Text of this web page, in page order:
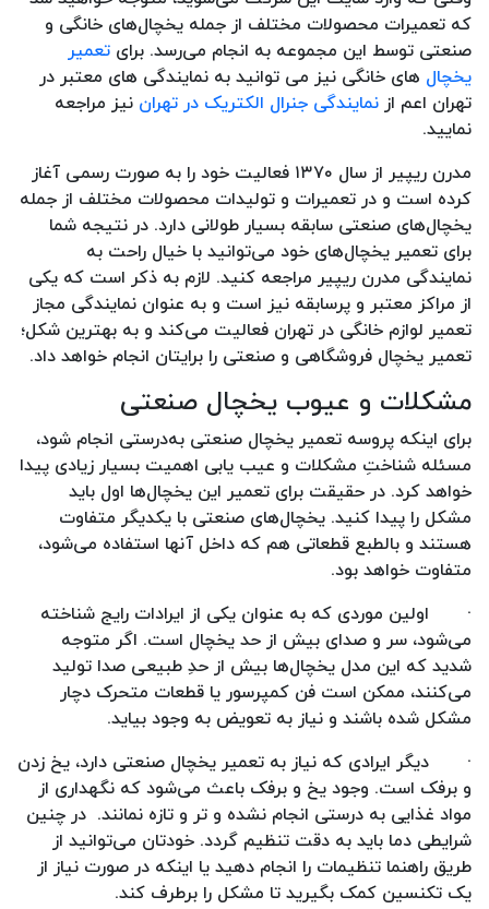
که تعمیرات محصولات مختلف از جمله یخچال‌های خانگی و
صنعتی توسط این مجموعه به انجام می‌رسد. برای تعمیر
یخچال های خانگی نیز می توانید به نمایندگی های معتبر در
تهران اعم ازنمایندگی جنرال الکتریک در تهران نیز مراجعه
نمایید.
مدرن ریپیر از سال ۱۳۷۰ فعالیت خود را به صورت رسمی آغاز
کرده است و در تعمیرات و تولیدات محصولات مختلف از جمله
یخچال‌های صنعتی سابقه بسیار طولانی دارد. در نتیجه شما
برای تعمیر یخچال‌های خود می‌توانید با خیال راحت به
نمایندگی مدرن ریپیر مراجعه کنید. لازم به ذکر است که یکی
از مراکز معتبر و پرسابقه نیز است و به عنوان نمایندگی مجاز
تعمیر لوازم خانگی در تهران فعالیت می‌کند و به بهترین شکل؛
تعمیر یخچال فروشگاهی و صنعتی را برایتان انجام خواهد داد.
مشکلات و عیوب یخچال صنعتی
برای اینکه پروسه تعمیر یخچال صنعتی به‌درستی انجام شود،
مسئله شناختِ مشکلات و عیب یابی اهمیت بسیار زیادی پیدا
خواهد کرد. در حقیقت برای تعمیر این یخچال‌ها اول باید
مشکل را پیدا کنید. یخچال‌های صنعتی با یکدیگر متفاوت
هستند و بالطبع قطعاتی هم که داخل آنها استفاده می‌شود،
متفاوت خواهد بود.
· اولین موردی که به عنوان یکی از ایرادات رایج شناخته
می‌شود، سر و صدای بیش از حد یخچال است. اگر متوجه
شدید که این مدل یخچال‌ها بیش از حدِ طبیعی صدا تولید
می‌کنند، ممکن است فن کمپرسور یا قطعات متحرک دچار
مشکل شده باشند و نیاز به تعویض به وجود بیاید.
· دیگر ایرادی که نیاز به تعمیر یخچال صنعتی دارد، یخ زدن
و برفک است. وجود یخ و برفک باعث می‌شود که نگهداری از
مواد غذایی به درستی انجام نشده و تر و تازه نمانند. در چنین
شرایطی دما باید به دقت تنظیم گردد. خودتان می‌توانید از
طریق راهنما تنظیمات را انجام دهید یا اینکه در صورت نیاز از
یک تکنسین کمک بگیرید تا مشکل را برطرف کند.